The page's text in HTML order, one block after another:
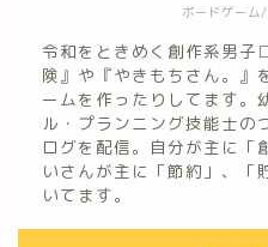
ボードゲーム
令和をときめく創作系男
険』や『やきもちさん。』
ームを作ったりしてます。
ル・プランニング技能士の
ログを配信。自分が主に「
いさんが主に「節約」、「
いてます。